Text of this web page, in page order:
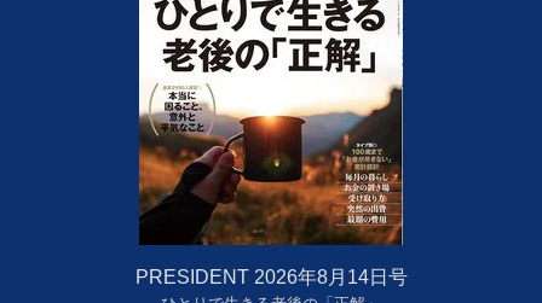
PRESIDENT 2026年8月14日号